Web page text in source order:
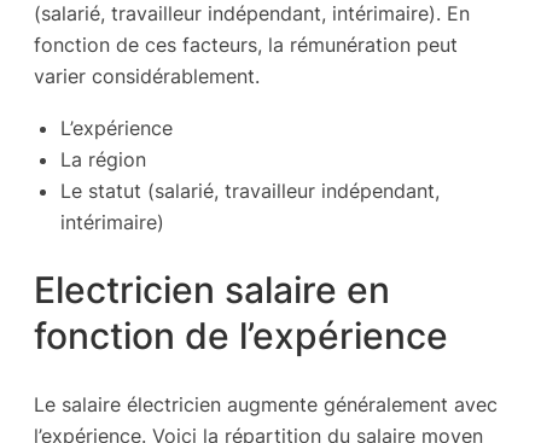
(salarié, travailleur indépendant, intérimaire). En
fonction de ces facteurs, la rémunération peut
varier considérablement.
L’expérience
La région
Le statut (salarié, travailleur indépendant,
intérimaire)
Electricien salaire en
fonction de l’expérience
Le salaire électricien augmente généralement avec
l’expérience. Voici la répartition du salaire moyen